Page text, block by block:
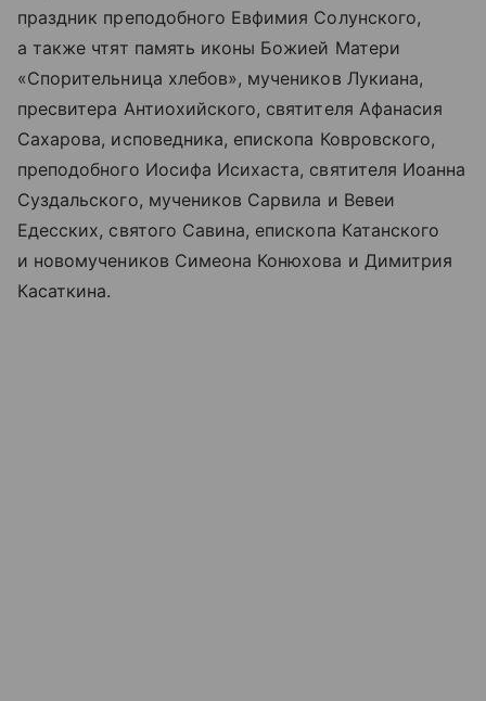
праздник преподобного Евфимия Солунского,
а также чтят память иконы Божией Матери
«Спорительница хлебов», мучеников Лукиана,
пресвитера Антиохийского, святителя Афанасия
Сахарова, исповедника, епископа Ковровского,
преподобного Иосифа Исихаста, святителя Иоанна
Суздальского, мучеников Сарвила и Вевеи
Едесских, святого Савина, епископа Катанского
и новомучеников Симеона Конюхова и Димитрия
Касаткина.